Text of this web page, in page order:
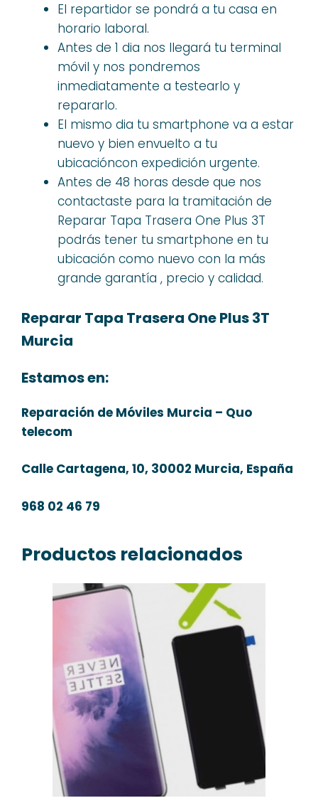
El repartidor se pondrá a tu casa en
horario laboral.
Antes de 1 dia nos llegará tu terminal
móvil y nos pondremos
inmediatamente a testearlo y
repararlo.
El mismo dia tu smartphone va a estar
nuevo y bien envuelto a tu
ubicacióncon expedición urgente.
Antes de 48 horas desde que nos
contactaste para la tramitación de
Reparar Tapa Trasera One Plus 3T
podrás tener tu smartphone en tu
ubicación como nuevo con la más
grande garantía , precio y calidad.
Reparar Tapa Trasera One Plus 3T
Murcia
Estamos en:
Reparación de Móviles Murcia – Quo
telecom
Calle Cartagena, 10, 30002 Murcia, España
968 02 46 79
Productos relacionados